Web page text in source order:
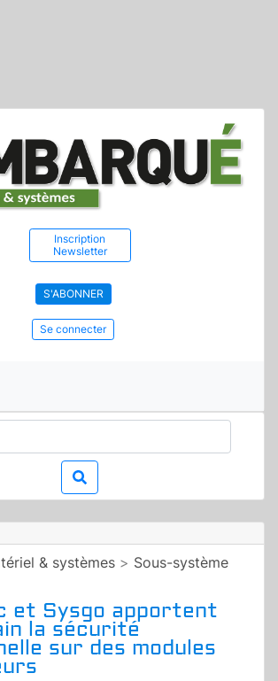
Inscription
Newsletter
S'ABONNER
Se connecter
& systèmes > Sous-système
et Sysgo apportent
la sécurité
sur des modules